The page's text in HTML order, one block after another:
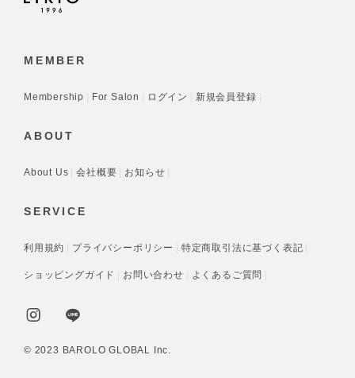
MEMBER
Membership For Salon ログイン 新規会員登録
ABOUT
About Us 会社概要 お知らせ
SERVICE
利用規約 プライバシーポリシー 特定商取引法に基づく表記
ショッピングガイド お問い合わせ よくあるご質問
©︎ 2023 BAROLO GLOBAL Inc.